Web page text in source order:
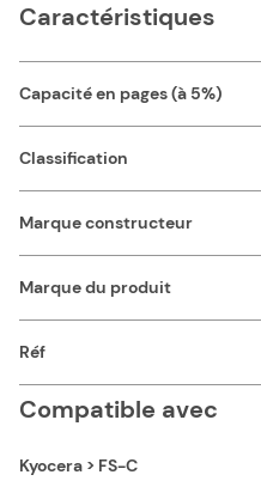
Caractéristiques
Capacité en pages (à 5%)
Classification
Marque constructeur
Marque du produit
Réf
Compatible avec
Kyocera > FS-C